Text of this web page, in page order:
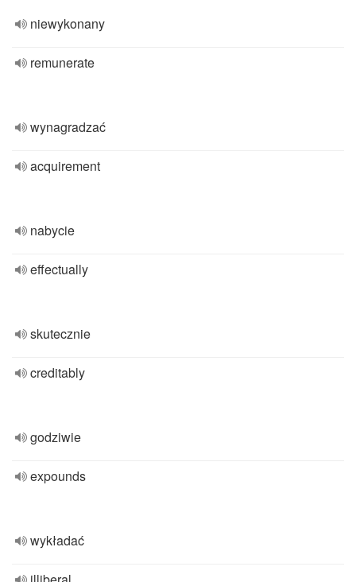
niewykonany
remunerate
wynagradzać
acquirement
nabycie
effectually
skutecznie
creditably
godziwie
expounds
wykładać